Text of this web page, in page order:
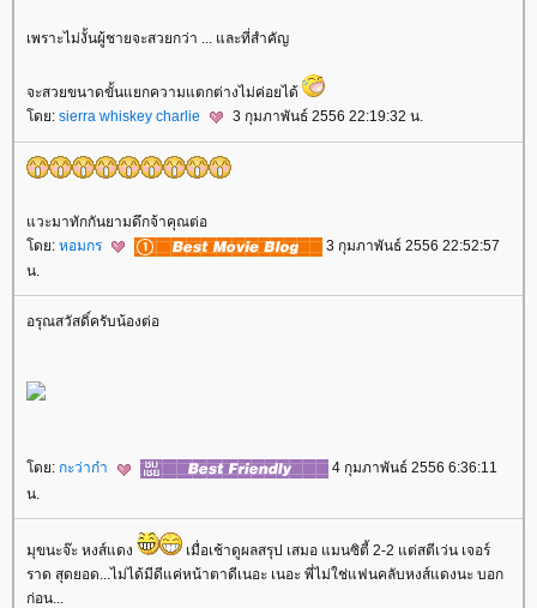
เพราะไม่งั้นผู้ชายจะสวยกว่า ... และที่สำคัญ
จะสวยขนาดขั้นแยกความแตกต่างไม่ค่อยได้
ดย: sierra whiskey charlie 3 กุมภาพันธ์ 2556 22:19:32 น.
วะมาทักกันยามดึกจ้าคุณต่อ
ดย: หอมกร
3 กุมภาพันธ์ 2556 22:52:57
น.
อรุณสวัสดิ์ครับน้องต่อ
ดย: กะว่าก๋า
4 กุมภาพันธ์ 2556 6:36:11
น.
มุขนะจ๊ะ หงส์แดง
เมื่อเช้าดูผลสรุป เสมอ แมนซิตี้ 2-2 แต่สตีเว่น เจอร์
ราด สุดยอด...ไม่ได้มีดีแค่หน้าตาดีเนอะ เนอะ พี่ไม่ใช่แฟนคลับหงส์แดงนะ บอก
ก่อน...